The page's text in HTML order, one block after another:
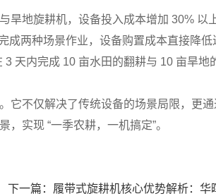
地旋耕机，设备投入成本增加 30% 以
成两种场景作业，设备购置成本直接降
天内完成 10 亩水田的翻耕与 10 亩旱地
不仅解决了传统设备的场景局限，更通
实现 “一季农耕，一机搞定”。
下一篇：履带式旋耕机核心优势解析：华